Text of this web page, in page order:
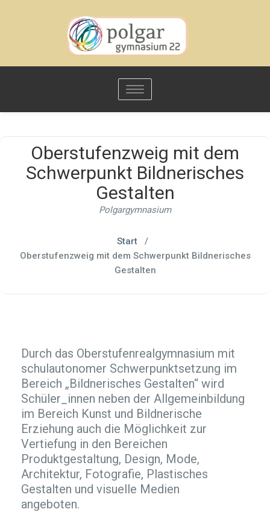
Toggle
navigation
Oberstufenzweig mit dem
Schwerpunkt Bildnerisches
Gestalten
Polgargymnasium
Start /
Oberstufenzweig mit dem Schwerpunkt Bildnerisches
Gestalten
Durch das Oberstufenrealgymnasium mit
schulautonomer Schwerpunktsetzung im
Bereich „Bildnerisches Gestalten“ wird
Schüler_innen neben der Allgemeinbildung
im Bereich Kunst und Bildnerische
Erziehung auch die Möglichkeit zur
Vertiefung in den Bereichen
Produktgestaltung, Design, Mode,
Architektur, Fotografie, Plastisches
Gestalten und visuelle Medien
angeboten.